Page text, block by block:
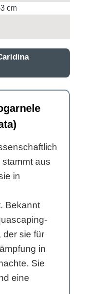
cm
stammt aus
in
Bekannt
der sie für
in
Sie
eine